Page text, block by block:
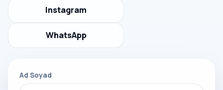
Instagram
WhatsApp
Ad Soyad